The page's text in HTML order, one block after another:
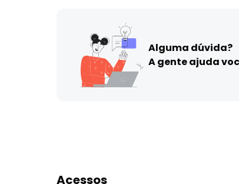
Alguma dúvida?
A gente ajuda
Acessos